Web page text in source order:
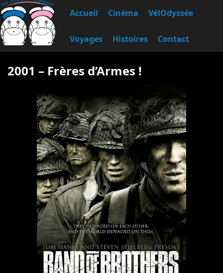
Accueil Cinéma VélOdyssée
Voyages Histoires Contact
2001 – Frères d’Armes !